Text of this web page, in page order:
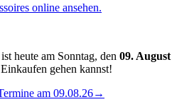
online ansehen.
heute am Sonntag, den 09.
gehen kannst!
am 09.08.26→